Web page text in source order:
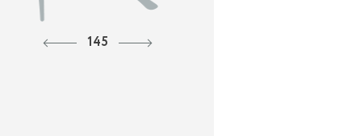
145